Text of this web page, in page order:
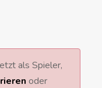
als Spieler,
oder